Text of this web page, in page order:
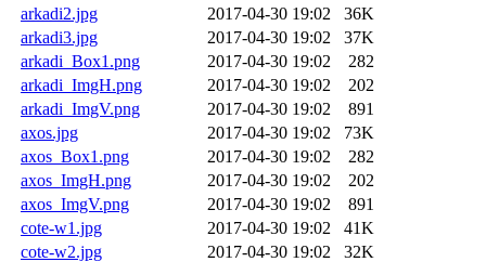
arkadi2.jpg
2017-04-30 19:02
36K
arkadi3.jpg
2017-04-30 19:02
37K
arkadi_Box1.png
2017-04-30 19:02
282
arkadi_ImgH.png
2017-04-30 19:02
202
arkadi_ImgV.png
2017-04-30 19:02
891
axos.jpg
2017-04-30 19:02
73K
axos_Box1.png
2017-04-30 19:02
282
axos_ImgH.png
2017-04-30 19:02
202
axos_ImgV.png
2017-04-30 19:02
891
cote-w1.jpg
2017-04-30 19:02
41K
cote-w2.jpg
2017-04-30 19:02
32K